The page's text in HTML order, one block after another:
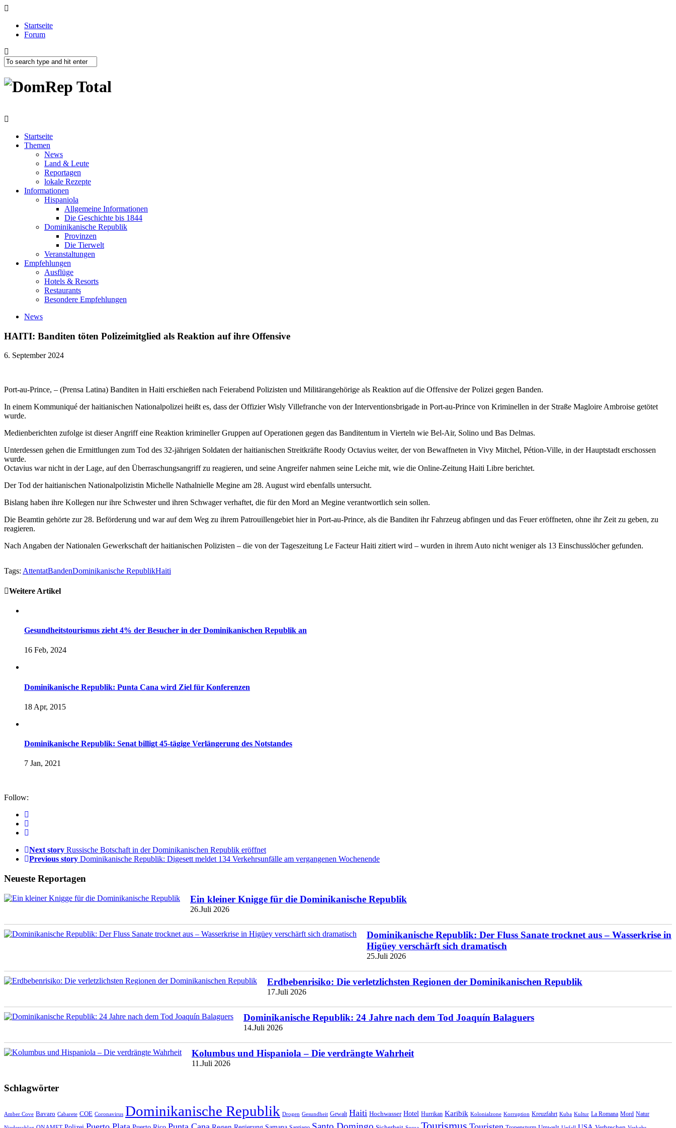
Startseite
Forum
Startseite
Themen
News
Land & Leute
Reportagen
lokale Rezepte
Informationen
Hispaniola
Allgemeine Informationen
Die Geschichte bis 1844
Dominikanische Republik
Provinzen
Die Tierwelt
Veranstaltungen
Empfehlungen
Ausflüge
Hotels & Resorts
Restaurants
Besondere Empfehlungen
News
HAITI: Banditen töten Polizeimitglied als Reaktion auf ihre Offensive
6. September 2024
Port-au-Prince, – (Prensa Latina) Banditen in Haiti erschießen nach Feierabend Polizisten und Militärangehörige als Reaktion auf die Offensive der Polizei gegen Banden.
In einem Kommuniqué der haitianischen Nationalpolizei heißt es, dass der Offizier Wisly Villefranche von der Interventionsbrigade in Port-au-Prince von Kriminellen in der Straße Magloire Ambroise getötet
wurde.
Medienberichten zufolge ist dieser Angriff eine Reaktion krimineller Gruppen auf Operationen gegen das Banditentum in Vierteln wie Bel-Air, Solino und Bas Delmas.
Unterdessen gehen die Ermittlungen zum Tod des 32-jährigen Soldaten der haitianischen Streitkräfte Roody Octavius weiter, der von Bewaffneten in Vivy Mitchel, Pétion-Ville, in der Hauptstadt erschossen
wurde.
Octavius war nicht in der Lage, auf den Überraschungsangriff zu reagieren, und seine Angreifer nahmen seine Leiche mit, wie die Online-Zeitung Haiti Libre berichtet.
Der Tod der haitianischen Nationalpolizistin Michelle Nathalnielle Megine am 28. August wird ebenfalls untersucht.
Bislang haben ihre Kollegen nur ihre Schwester und ihren Schwager verhaftet, die für den Mord an Megine verantwortlich sein sollen.
Die Beamtin gehörte zur 28. Beförderung und war auf dem Weg zu ihrem Patrouillengebiet hier in Port-au-Prince, als die Banditen ihr Fahrzeug abfingen und das Feuer eröffneten, ohne ihr Zeit zu geben, zu
reagieren.
Nach Angaben der Nationalen Gewerkschaft der haitianischen Polizisten – die von der Tageszeitung Le Facteur Haiti zitiert wird – wurden in ihrem Auto nicht weniger als 13 Einschusslöcher gefunden.
Tags: AttentatBandenDominikanische RepublikHaiti
Weitere Artikel
Gesundheitstourismus zieht 4% der Besucher in der Dominikanischen Republik an
16 Feb, 2024
Dominikanische Republik: Punta Cana wird Ziel für Konferenzen
18 Apr, 2015
Dominikanische Republik: Senat billigt 45-tägige Verlängerung des Notstandes
7 Jan, 2021
Follow:
Next story Russische Botschaft in der Dominikanischen Republik eröffnet
Previous story Dominikanische Republik: Digesett meldet 134 Verkehrsunfälle am vergangenen Wochenende
Neueste Reportagen
Ein kleiner Knigge für die Dominikanische Republik
26.Juli 2026
Dominikanische Republik: Der Fluss Sanate trocknet aus – Wasserkrise in
Higüey verschärft sich dramatisch
25.Juli 2026
Erdbebenrisiko: Die verletzlichsten Regionen der Dominikanischen Republik
17.Juli 2026
Dominikanische Republik: 24 Jahre nach dem Tod Joaquín Balaguers
14.Juli 2026
Kolumbus und Hispaniola – Die verdrängte Wahrheit
11.Juli 2026
Schlagwörter
Amber Cove Bavaro Cabarete COE Coronavirus Dominikanische Republik Drogen Gesundheit Gewalt Haiti Hochwasser Hotel Hurrikan Karibik Kolonialzone Korruption Kreuzfahrt Kuba Kultur La Romana Mord Natur